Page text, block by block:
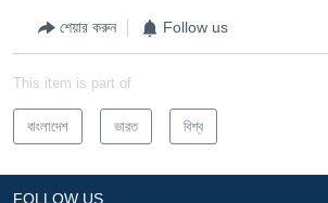
শেয়ার করুন Follow us
This item is part of
বাংলাদেশ ভারত বিশ্ব
FOLLOW US